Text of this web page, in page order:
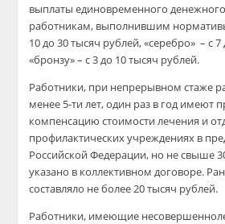
выплаты единовременного
работникам, выполнившим
10 до 30 тысяч рублей, «серебро» – с
«бронзу» –с3до 10 тысяч рублей.
Работники, при непрерывном стаже
менее 5-ти лет, один раз в год имеют
компенсацию стоимости лечения и
профилактических учреждениях в
Российской Федерации, но не свыше
указано в коллективном договоре.
составляло не более 20 тысяч рублей.
Работники, имеющие